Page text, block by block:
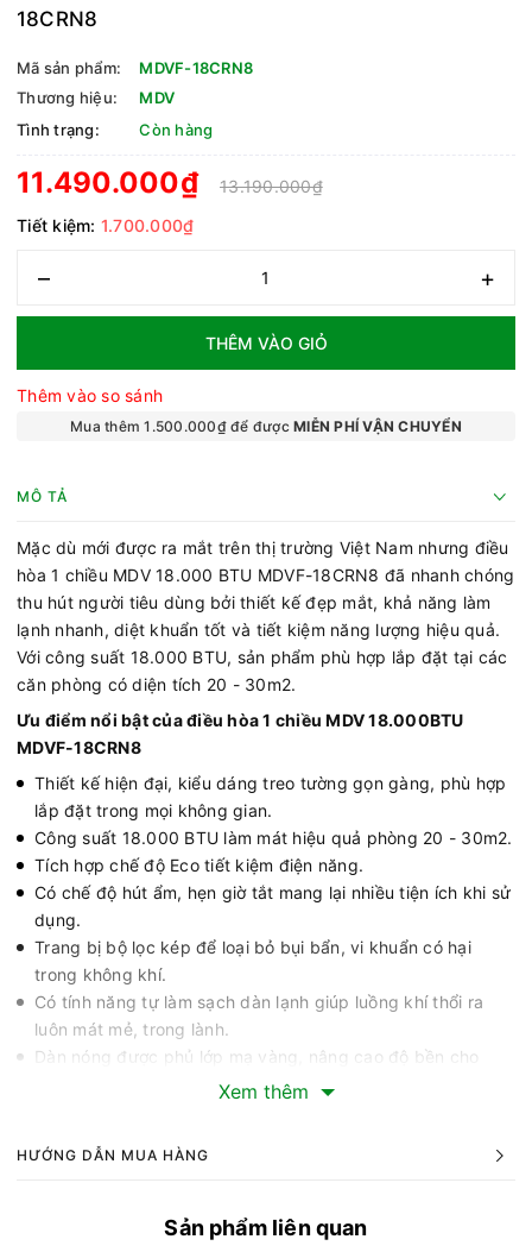
18CRN8
Mã sản phẩm:
MDVF-18CRN8
Thương hiệu:
MDV
Tình trạng:
Còn hàng
11.490.000₫
13.190.000₫
Tiết kiệm: 1.700.000₫
– +
THÊM VÀO GIỎ
Thêm vào so sánh
Mua thêm 1.500.000₫ để đượcMIỄN PHÍ VẬN CHUYỂN
MÔ TẢ
Mặc dù mới được ra mắt trên thị trường Việt Nam nhưng điều
hòa 1 chiều MDV 18.000 BTU MDVF-18CRN8 đã nhanh chóng
thu hút người tiêu dùng bởi thiết kế đẹp mắt, khả năng làm
lạnh nhanh, diệt khuẩn tốt và tiết kiệm năng lượng hiệu quả.
Với công suất 18.000 BTU, sản phẩm phù hợp lắp đặt tại các
căn phòng có diện tích 20 - 30m2.
Ưu điểm nổi bật của điều hòa 1 chiều MDV 18.000BTU
MDVF-18CRN8
Thiết kế hiện đại, kiểu dáng treo tường gọn gàng, phù hợp
lắp đặt trong mọi không gian.
Công suất 18.000 BTU làm mát hiệu quả phòng 20 - 30m2.
Tích hợp chế độ Eco tiết kiệm điện năng.
Có chế độ hút ẩm, hẹn giờ tắt mang lại nhiều tiện ích khi sử
dụng.
Trang bị bộ lọc kép để loại bỏ bụi bẩn, vi khuẩn có hại
trong không khí.
Có tính năng tự làm sạch dàn lạnh giúp luồng khí thổi ra
luôn mát mẻ, trong lành.
Dàn nóng được phủ lớp mạ vàng, nâng cao độ bền cho
Đánh giá điều hòa 1 chiều MDV MDVF-18CRN8
Điều hòa 1 chiều MDV 18.000 BTU MDVF-18CRN8 sở hữu
Xem thêm
HƯỚNG DẪN MUA HÀNG
Sản phẩm liên quan